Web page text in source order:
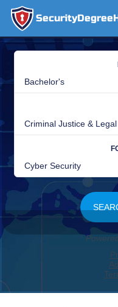
SKIP
TO
CONTENT